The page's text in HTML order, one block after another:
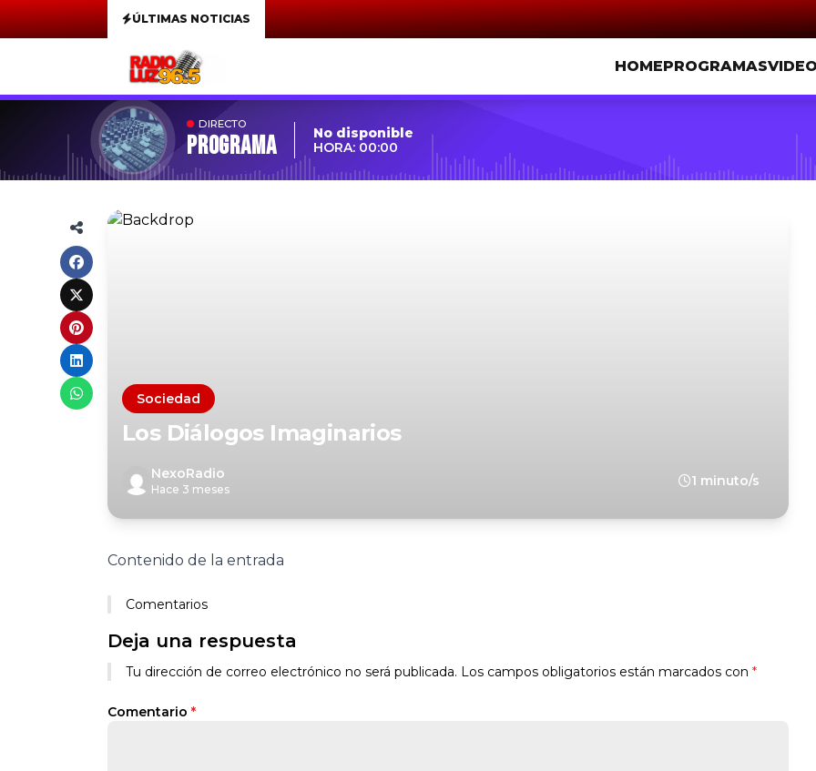
ÚLTIMAS NOTICIAS
HOMEPROGRAMAS
DIRECTO
Programa
No disponible
HORA: 00:00
Sociedad
Los Diálogos Imaginarios
NexoRadio
Hace 3 meses
1 minuto/s
Contenido de la entrada
Comentarios
Deja una respuesta
Tu dirección de correo electrónico no será publicada. Los campos obligatorios están marcados con *
Comentario *